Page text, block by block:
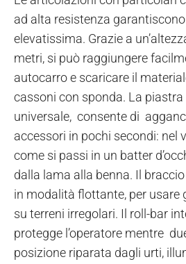
ad alta resistenza
elevatissima. Grazie a
metri, si può raggiungere
autocarro e scaricare il
cassoni con sponda. La
universale, consente di
accessori in pochi secondi: nel
come si passi in un batter
dalla lama alla benna. Il
in modalità flottante, per usare
su terreni irregolari. Il roll-bar
protegge l’operatore mentre
posizione riparata dagli urti,